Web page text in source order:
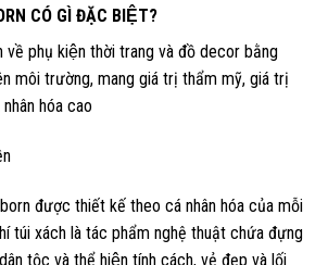
CÓ GÌ ĐẶC BIỆT?
về phụ kiện thời trang và đồ decor bằng
môi trường, mang giá trị thẩm mỹ, giá trị
hóa cao
được thiết kế theo cá nhân hóa của mỗi
túi xách là tác phẩm nghệ thuật chứa đựng
tộc và thể hiện tính cách, vẻ đẹp và lối